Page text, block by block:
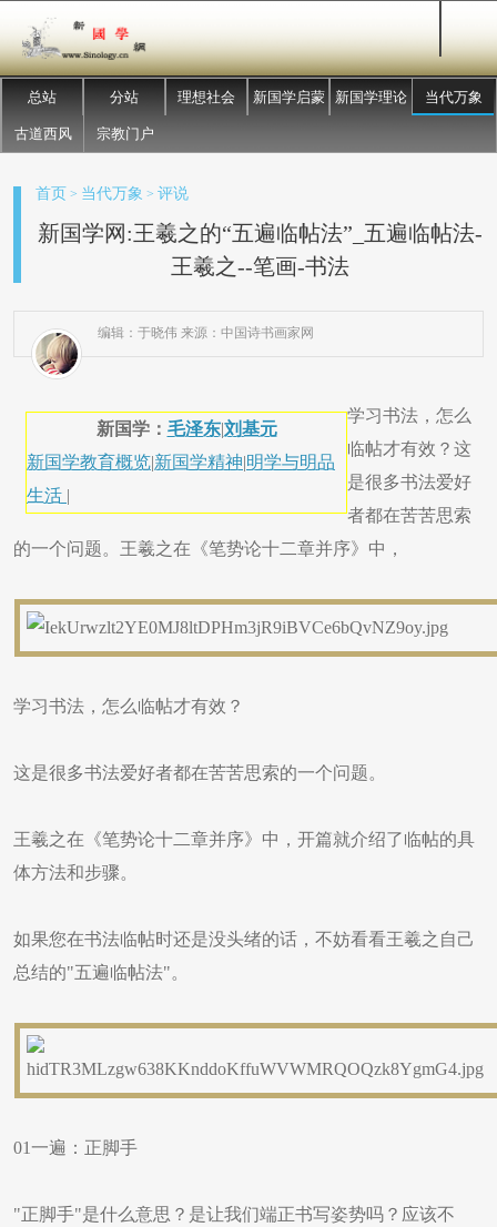
总站 分站 理想社会 新国学启蒙 新国学理论 当代万象
古道西风 宗教门户
首页 > 当代万象 > 评说
新国学网:王羲之的“五遍临帖法”_五遍临帖法-
王羲之--笔画-书法
编辑：于晓伟 来源：中国诗书画家网
新国学： 毛泽东|刘基元
新国学教育概览|新国学精神|明学与明品
生活 |
学习书法，怎么
临帖才有效？这
是很多书法爱好
者都在苦苦思索
的一个问题。王羲之在《笔势论十二章并序》中，
学习书法，怎么临帖才有效？
这是很多书法爱好者都在苦苦思索的一个问题。
王羲之在《笔势论十二章并序》中，开篇就介绍了临帖的具
体方法和步骤。
如果您在书法临帖时还是没头绪的话，不妨看看王羲之自己
总结的"五遍临帖法"。
01一遍：正脚手
"正脚手"是什么意思？是让我们端正书写姿势吗？应该不